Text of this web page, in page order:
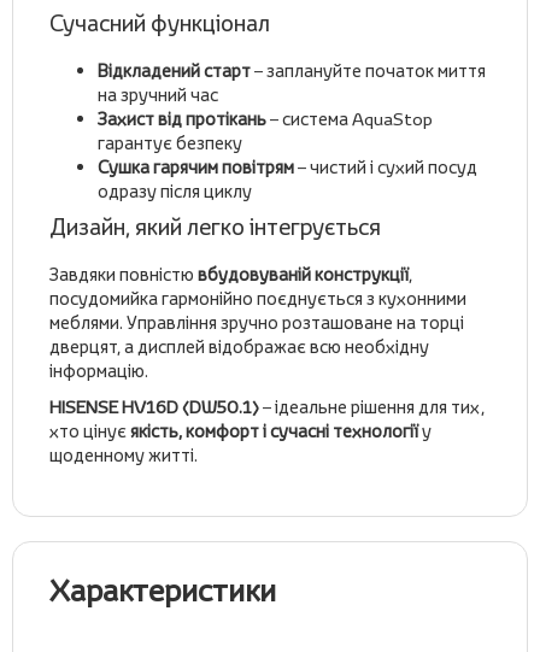
Сучасний функціонал
Відкладений старт– заплануйте початок миття
на зручний час
Захист від протікань– система AquaStop
гарантує безпеку
Сушка гарячим повітрям– чистий і сухий посуд
одразу після циклу
Дизайн, який легко інтегрується
Завдяки повністю вбудовуваній конструкції,
посудомийка гармонійно поєднується з кухонними
меблями. Управління зручно розташоване на торці
дверцят, а дисплей відображає всю необхідну
інформацію.
HISENSE HV16D (DW50.1)– ідеальне рішення для тих,
хто цінуєякість, комфорт і сучасні технологіїу
щоденному житті.
Характеристики